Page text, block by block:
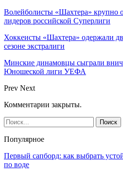
Волейболисты «Шахтера» крупно
лидеров российской Суперлиги
Хоккеисты «Шахтера» одержали
сезоне экстралиги
Минские динамовцы сыграли
Юношеской лиги УЕФА
Prev Next
Комментарии закрыты.
Популярное
Первый сапборд: как выбрать
по воде